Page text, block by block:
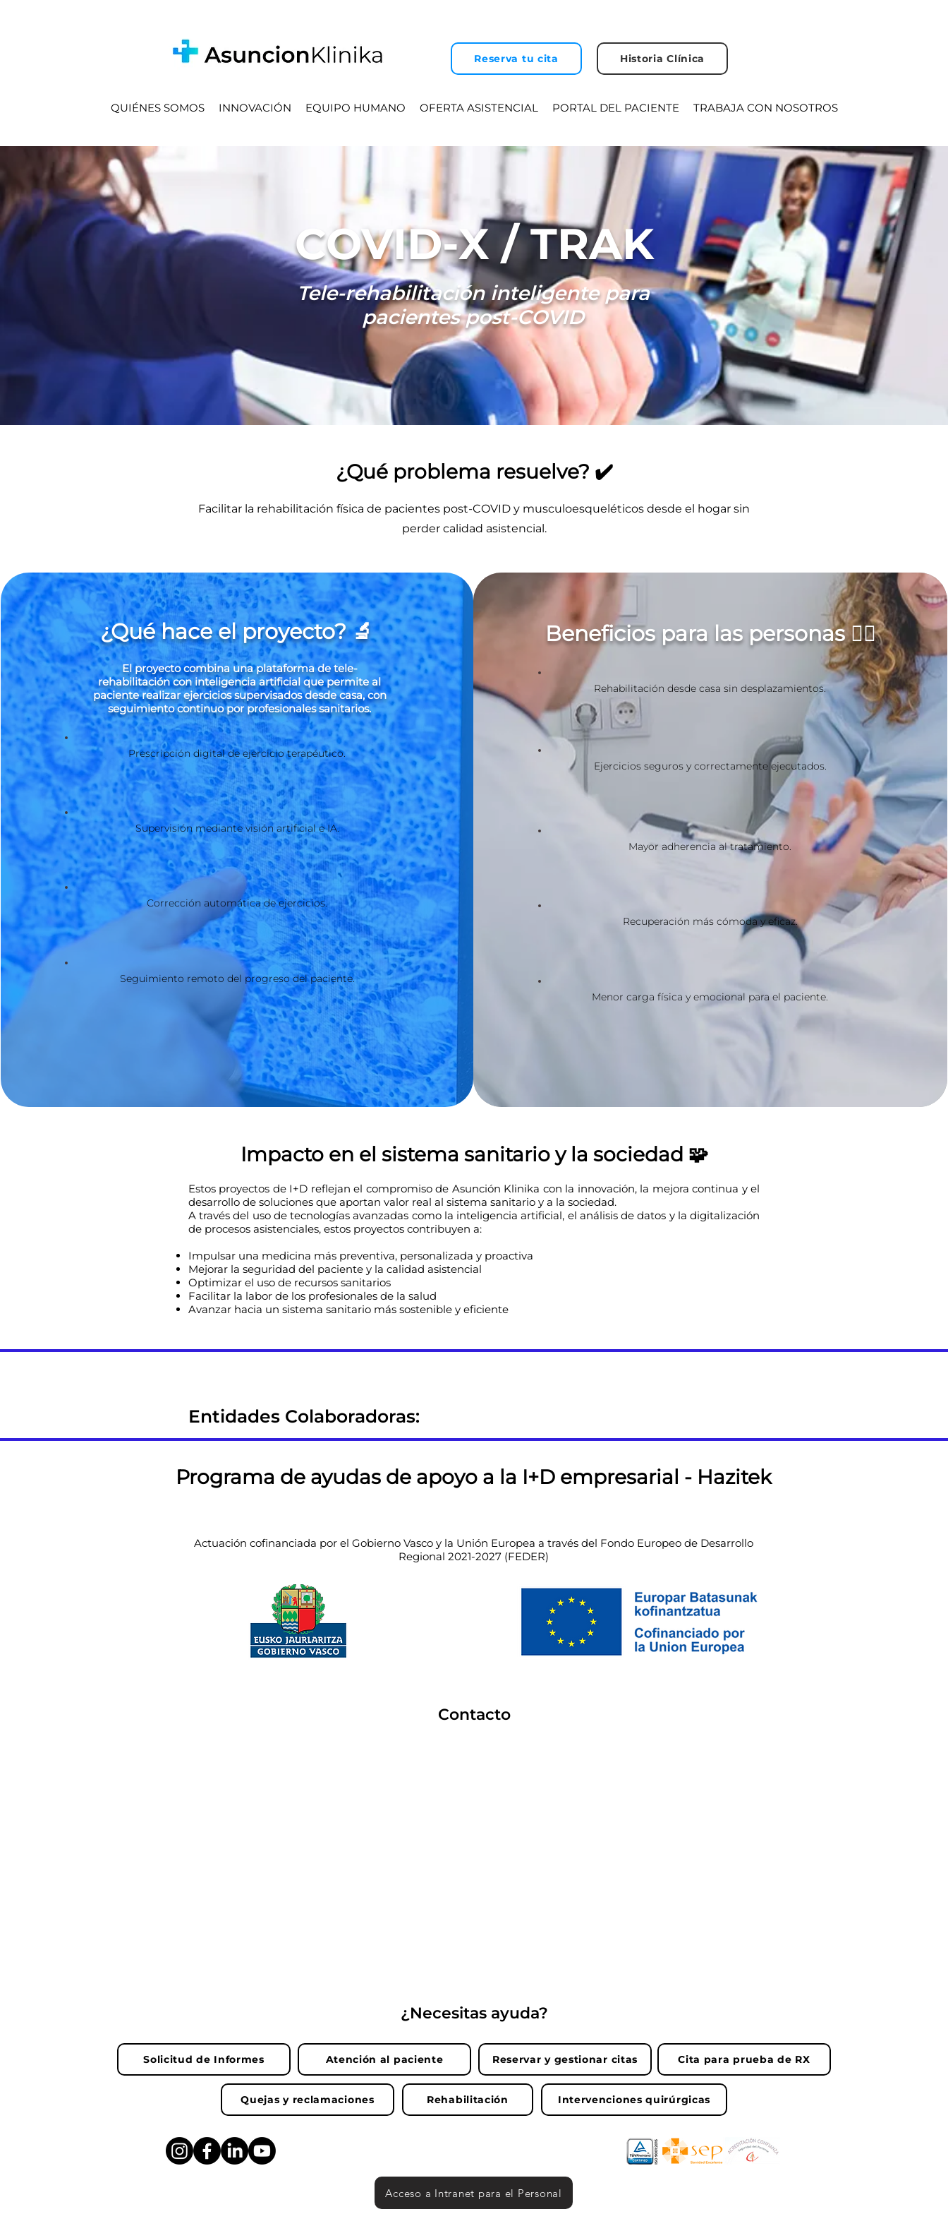
Reserva tu cita Historia Clínica
QUIÉNES SOMOS INNOVACIÓN EQUIPO HUMANO OFERTA ASISTENCIAL PORTAL DEL PACIENTE TRABAJA CON NOSOTROS
COVID-X / TRAK
Tele-rehabilitación inteligente para
pacientes post-COVID
¿Qué problema resuelve? ✔️
Facilitar la rehabilitación física de pacientes post-COVID y musculoesqueléticos desde el hogar sin
perder calidad asistencial.
¿Qué hace el proyecto? 🔬
El proyecto combina una plataforma de tele-
rehabilitación con inteligencia artificial que permite al
paciente realizar ejercicios supervisados desde casa, con
seguimiento continuo por profesionales sanitarios.
Prescripción digital de ejercicio terapéutico.
Supervisión mediante visión artificial e IA.
Corrección automática de ejercicios.
Seguimiento remoto del progreso del paciente.
Beneficios para las personas 👍🏻
Rehabilitación desde casa sin desplazamientos.
Ejercicios seguros y correctamente ejecutados.
Mayor adherencia al tratamiento.
Recuperación más cómoda y eficaz.
Menor carga física y emocional para el paciente.
Impacto en el sistema sanitario y la sociedad 🧩
Estos proyectos de I+D reflejan el compromiso de Asunción Klinika con la innovación, la mejora continua y el
desarrollo de soluciones que aportan valor real al sistema sanitario y a la sociedad.
A través del uso de tecnologías avanzadas como la inteligencia artificial, el análisis de datos y la digitalización
de procesos asistenciales, estos proyectos contribuyen a:
Impulsar una medicina más preventiva, personalizada y proactiva
Mejorar la seguridad del paciente y la calidad asistencial
Optimizar el uso de recursos sanitarios
Facilitar la labor de los profesionales de la salud
Avanzar hacia un sistema sanitario más sostenible y eficiente
Entidades Colaboradoras:
Programa de ayudas de apoyo a la I+D empresarial - Hazitek
Actuación cofinanciada por el Gobierno Vasco y la Unión Europea a través del Fondo Europeo de Desarrollo
Regional 2021-2027 (FEDER)
Contacto
¿Necesitas ayuda?
Solicitud de Informes Atención al paciente Reservar y gestionar citas Cita para prueba de RX
Quejas y reclamaciones Rehabilitación Intervenciones quirúrgicas
Acceso a Intranet para el Personal